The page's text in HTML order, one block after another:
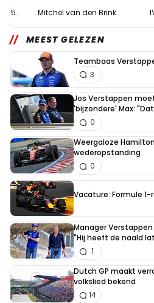
5. Mitchel van den Brink
MEEST GELEZEN
Teambaas
3
Jos Verstappen
'bijzondere' Max:
0
Weergaloze
wederopstanding
0
Vacature: Formule
Manager
"Hij heeft de naald
1
Dutch GP maakt
volkslied bekend
14